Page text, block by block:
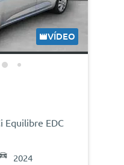
VÍDEO
Equilibre EDC
2024